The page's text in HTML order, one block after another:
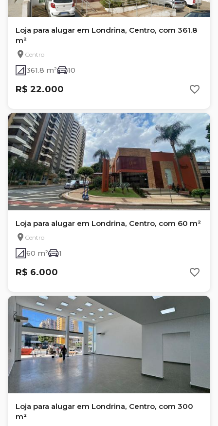
Loja para alugar em Londrina, Centro, com 361.8
m²
Centro
361.8 m² 10
R$ 22.000
Loja para alugar em Londrina, Centro, com 60 m²
Centro
60 m² 1
R$ 6.000
Loja para alugar em Londrina, Centro, com 300
m²